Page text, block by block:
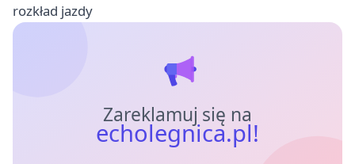
rozkład jazdy
Zareklamuj się na
echolegnica.pl!